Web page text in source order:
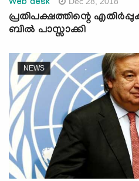
Web desk
പ്രതിപക്ഷത്തിന്റെ
ബില്‍ പാസ്സാക്കി
NEWS